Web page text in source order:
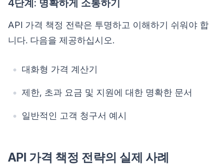
4단계: 명확하게 소통하기
API 가격 책정 전략은 투명하고 이해하기 쉬워야 합
니다. 다음을 제공하십시오.
대화형 가격 계산기
제한, 초과 요금 및 지원에 대한 명확한 문서
일반적인 고객 청구서 예시
API 가격 책정 전략의 실제 사례